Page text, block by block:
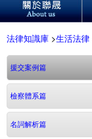
法律知識庫 >生活法律
援交案例篇
檢察體系篇
名詞解析篇